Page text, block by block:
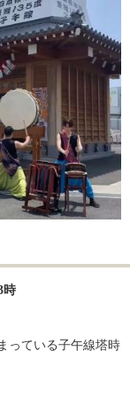
時
っている子午線塔時